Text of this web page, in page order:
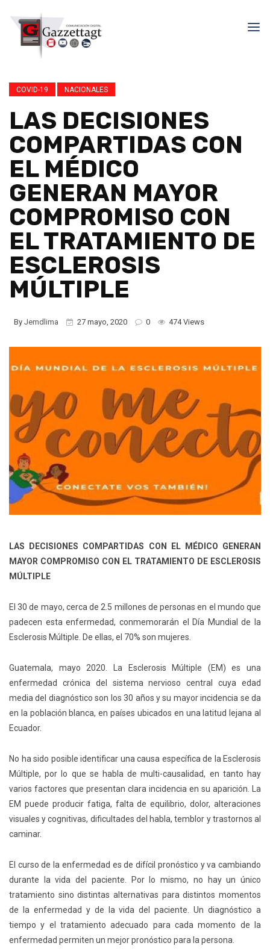
COVID-19 NACIONALES
LAS DECISIONES
COMPARTIDAS CON
EL MÉDICO
GENERAN MAYOR
COMPROMISO CON
EL TRATAMIENTO DE
ESCLEROSIS
MÚLTIPLE
By Jemdlima 27 mayo, 2020 0 474 Views
LAS DECISIONES COMPARTIDAS CON EL MÉDICO GENERAN
MAYOR COMPROMISO CON EL TRATAMIENTO DE ESCLEROSIS
MÚLTIPLE
El 30 de mayo, cerca de 2.5 millones de personas en el mundo que
padecen esta enfermedad, conmemorarán el Día Mundial de la
Esclerosis Múltiple. De ellas, el 70% son mujeres.
Guatemala, mayo 2020. La Esclerosis Múltiple (EM) es una
enfermedad crónica del sistema nervioso central cuya edad
media del diagnóstico son los 30 años y su mayor incidencia se da
en la población blanca, en países ubicados en una latitud lejana al
Ecuador.
No ha sido posible identificar una causa específica de la Esclerosis
Múltiple, por lo que se habla de multi-causalidad, en tanto hay
varios factores que presentan clara incidencia en su aparición. La
EM puede producir fatiga, falta de equilibrio, dolor, alteraciones
visuales y cognitivas, dificultades del habla, temblor y trastornos al
caminar.
El curso de la enfermedad es de difícil pronóstico y va cambiando
durante la vida del paciente. Por lo mismo, no hay un único
tratamiento sino distintas alternativas para distintos momentos
de la enfermedad y de la vida del paciente. Un diagnóstico a
tiempo y el tratamiento adecuado para cada momento de la
enfermedad permiten un mejor pronóstico para la persona.